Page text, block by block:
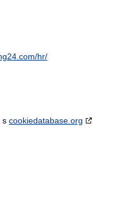
hr/
s cookiedatabase.org